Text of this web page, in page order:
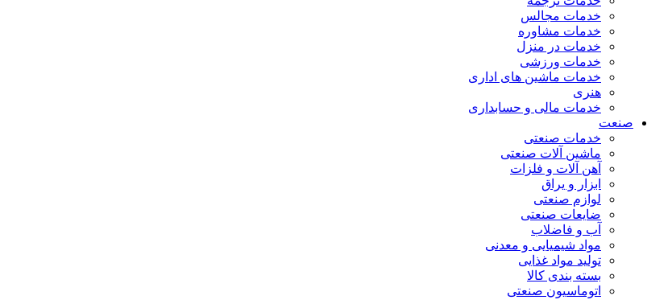
خدمات مجالس
خدمات مشاوره
خدمات در منزل
خدمات ورزشی
خدمات ماشین های اداری
هنری
خدمات مالی و حسابداری
صنعت
خدمات صنعتی
ماشین آلات صنعتی
آهن آلات و فلزات
ابزار و یراق
لوازم صنعتی
ضایعات صنعتی
آب و فاضلاب
مواد شیمیایی و معدنی
تولید مواد غذایی
بسته بندی کالا
اتوماسیون صنعتی